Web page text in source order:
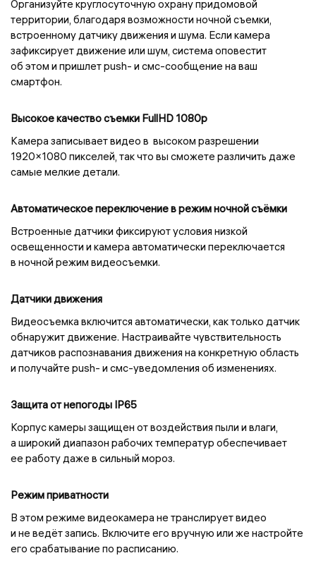
Организуйте круглосуточную охрану придомовой
территории, благодаря возможности ночной съемки,
встроенному датчику движения и шума. Если камера
зафиксирует движение или шум, система оповестит
об этом и пришлет push- и смс-сообщение на ваш
смартфон.
Высокое качество съемки FullHD 1080p
Камера записывает видео в высоком разрешении
1920×1080 пикселей, так что вы сможете различить даже
самые мелкие детали.
Автоматическое переключение в режим ночной съёмки
Встроенные датчики фиксируют условия низкой
освещенности и камера автоматически переключается
в ночной режим видеосъемки.
Датчики движения
Видеосъемка включится автоматически, как только датчик
обнаружит движение. Настраивайте чувствительность
датчиков распознавания движения на конкретную область
и получайте push- и смс-уведомления об изменениях.
Защита от непогоды IP65
Корпус камеры защищен от воздействия пыли и влаги,
а широкий диапазон рабочих температур обеспечивает
ее работу даже в сильный мороз.
Режим приватности
В этом режиме видеокамера не транслирует видео
и не ведёт запись. Включите его вручную или же настройте
его срабатывание по расписанию.